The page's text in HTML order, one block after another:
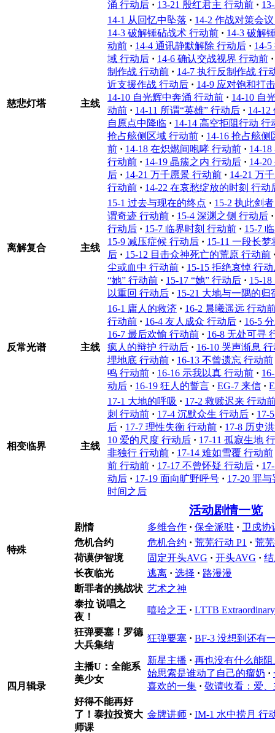
涌 行动后 · 13-21 殷红君主 行动前 ·
慈悲灯塔 主线
14-1 从回忆中坠落 · 14-2 作战对策会
14-3 破解锤砧战术 行动前 · 14-3 破解
动前 · 14-4 通讯静默解除 行动后 · 14-
域 行动后 · 14-6 确认交战视界 行动前 ·
制作战 行动前 · 14-7 执行反制作战 行
近支援作战 行动后 · 14-9 应对饱和打
14-10 自光辉中奔涌 行动前 · 14-10 自
动前 · 14-11 所谓“英雄” 行动后 · 14-12
自原点中降临 · 14-14 高空拒阻行动 行
抢占舷侧区域 行动前 · 14-16 抢占舷侧
前 · 14-18 在炽燃间咆哮 行动前 · 14-
行动前 · 14-19 晶簇之内 行动后 · 14-
后 · 14-21 万千愿景 行动前 · 14-21 万
行动前 · 14-22 在哀愁绽放的时刻 行动
离解复合 主线
15-1 过去与现在的终点 · 15-2 执此剑
谓奇迹 行动前 · 15-4 深渊之侧 行动后 ·
行动后 · 15-7 临界时刻 行动前 · 15-7
15-9 减压症候 行动后 · 15-11 一段长
后 · 15-12 目击众神死亡的荒原 行动前
尘或血中 行动前 · 15-15 拒绝哀悼 行
“她” 行动前 · 15-17 “她” 行动后 · 15-
以重回 行动后 · 15-21 大地与一隅的归
反常光谱 主线
16-1 庸人的救济 · 16-2 晨曦遥远 行动
行动前 · 16-4 友人成众 行动后 · 16-5
16-7 最后欢愉 行动前 · 16-8 无处可寻
疯人的辩护 行动后 · 16-10 哭声渐息
埋地底 行动前 · 16-13 不曾遗忘 行动前
鸣 行动前 · 16-16 示我以真 行动前 ·
动后 · 16-19 狂人的誓言 · EG-7 来信 ·
相变临界 主线
17-1 大地的呼吸 · 17-2 救赎迟来 行动
刺 行动前 · 17-4 沉默众生 行动后 · 17-
后 · 17-7 理性失衡 行动前 · 17-8 历史
10 爱的尺度 行动后 · 17-11 孤寂生地
非独行 行动前 · 17-14 难如雪覆 行动前
前 行动前 · 17-17 不曾怀疑 行动后 ·
动后 · 17-19 面向旷野呼号 · 17-20 罪
时间之后
活动剧情一览
特殊
剧情 多维合作 · 保全派驻 · 卫戍协
危机合约
危机合约 · 荒芜行动 P1 · 荒
荷谟伊智境
固定开头AVG · 开头AVG ·
长夜临光
逃离 · 选择 · 路漫漫
四月辑录
断罪者的挑战状 艺术之神
泰拉 说唱之
夜！
嘻哈之王 · LTTB
狂弹要塞！罗德
大兵集结
狂弹要塞 · BF-3 没想到还有
主播U：全能系
美少女
新星主播 · 再也没有什么能
始思索是谁动了自己的瘤奶 ·
喜欢的一集 · 敬请收看：爱
好得不能再好
了！泰拉投资大
师课
金牌讲师 · IM-1 水中捞月 行